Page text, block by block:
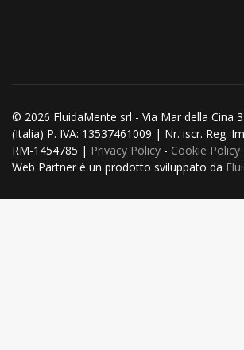
© 2026 FluidaMente srl - Via Mar della Cina
(Italia) P. IVA: 13537461009 | Nr. iscr. Reg.
RM-1454785 | Privacy Policy - Cookie Policy
Web Partner è un prodotto sviluppato da